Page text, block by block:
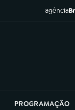
agência
PROGRAMAÇÃO